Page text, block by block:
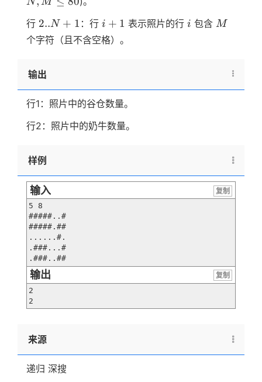
行 2..N
+ 1
2..N + 1 ：行 i
+
1
i + 1 表示照片的行i
i 包含M
M
个字符（且不含空格）。
输出
行1：照片中的谷仓数量。
行2：照片中的奶牛数量。
样例
输入
复制
5 8
#####..#
#####.##
......#.
.###...#
.###..##
输出
复制
2
2
来源
递归 深搜